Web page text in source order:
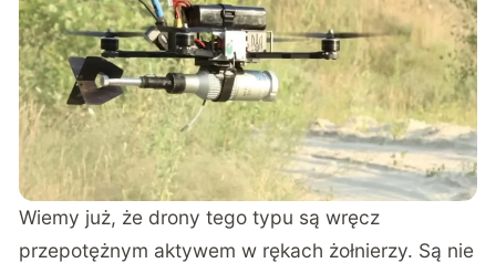
Wiemy już, że drony tego typu są wręcz
przepotężnym aktywem w rękach żołnierzy. Są nie